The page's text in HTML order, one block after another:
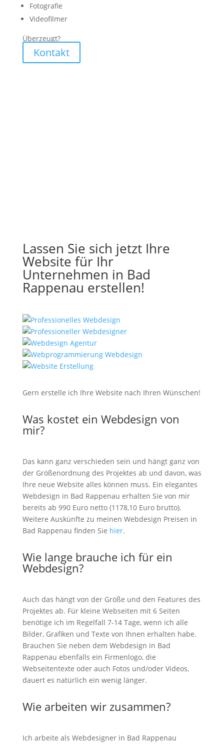
Fotografie
Videofilmer
Überzeugt?
Kontakt
Lassen Sie sich jetzt Ihre
Website für Ihr
Unternehmen in Bad
Rappenau erstellen!
Gern erstelle ich Ihre Website nach Ihren Wünschen!
Was kostet ein Webdesign von
mir?
Das kann ganz verschieden sein und hängt ganz von
der Größenordnung des Projektes ab und davon, was
Ihre neue Website alles können muss. Ein elegantes
Webdesign in Bad Rappenau erhalten Sie von mir
bereits ab 990 Euro netto (1178,10 Euro brutto).
Weitere Auskünfte zu meinen Webdesign Preisen in
Bad Rappenau finden Sie hier.
Wie lange brauche ich für ein
Webdesign?
Auch das hängt von der Größe und den Features des
Projektes ab. Für kleine Webseiten mit 6 Seiten
benötige ich im Regelfall 7-14 Tage, wenn ich alle
Bilder, Grafiken und Texte von Ihnen erhalten habe.
Brauchen Sie neben dem Webdesign in Bad
Rappenau ebenfalls ein Firmenlogo, die
Webseitentexte oder auch Fotos und/oder Videos,
dauert es natürlich ein wenig länger.
Wie arbeiten wir zusammen?
Ich arbeite als Webdesigner in Bad Rappenau